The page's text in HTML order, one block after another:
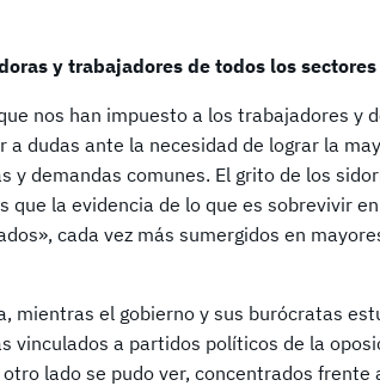
y trabajadores de todos los sectores
nos han impuesto a los trabajadores y
dudas ante la necesidad de lograr la
y demandas comunes. El grito de los
que la evidencia de lo que es sobrevivir
cada vez más sumergidos en
mientras el gobierno y sus burócratas
vinculados a partidos políticos de la
lado se pudo ver, concentrados frente